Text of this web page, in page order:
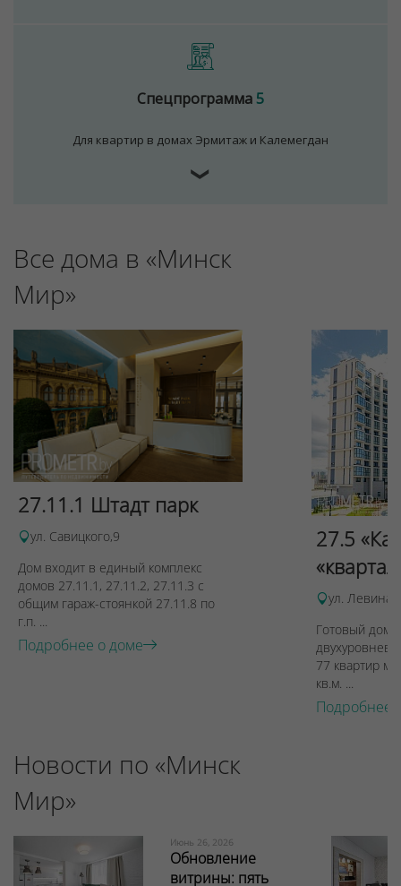
Спецпрограмма5
Для квартир в домах Эрмитаж и Калемегдан
❯
Все дома в «Минск
Мир»
27.11.1 Штадт парк
ул. Савицкого,9
Дом входит в единый комплекс
домов 27.11.1, 27.11.2, 27.11.3 с
общим гараж-стоянкой 27.11.8 по
г.п. ...
Подробнее о доме
27.5
ул. Левина,
Готовый дом
77 квартир
кв.м. ...
Подробнее
Новости по «Минск
Мир»
Июнь 26, 2026
Обновление
витрины: пять